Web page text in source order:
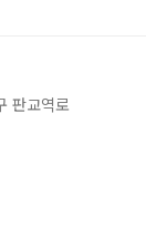
판교역로